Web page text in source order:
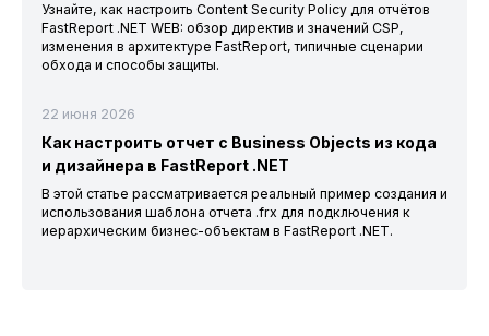
Узнайте, как настроить Content Security Policy для отчётов
FastReport .NET WEB: обзор директив и значений CSP,
изменения в архитектуре FastReport, типичные сценарии
обхода и способы защиты.
22 июня 2026
Как настроить отчет с Business Objects из кода
и дизайнера в FastReport .NET
В этой статье рассматривается реальный пример создания и
использования шаблона отчета .frx для подключения к
иерархическим бизнес-объектам в FastReport .NET.